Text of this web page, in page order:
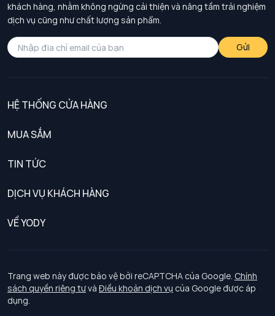
khách hàng, nhằm không ngừng cải thiện và nâng tầm trải nghiệm
dịch vụ cũng như chất lượng sản phẩm.
Gửi
HỆ THỐNG CỬA HÀNG
MUA SẮM
TIN TỨC
DỊCH VỤ KHÁCH HÀNG
Chính sách khách hàng thân thiết
Chính sách bảo vệ dữ liệu cá nhân
Chính sách thanh toán, giao nhận
VỀ YODY
Tuyển dụng
Trang web này được bảo vệ bởi reCAPTCHA của Google. Chính
sách quyền riêng tưvà Điều khoản dịch vụ của Google được áp
dụng.